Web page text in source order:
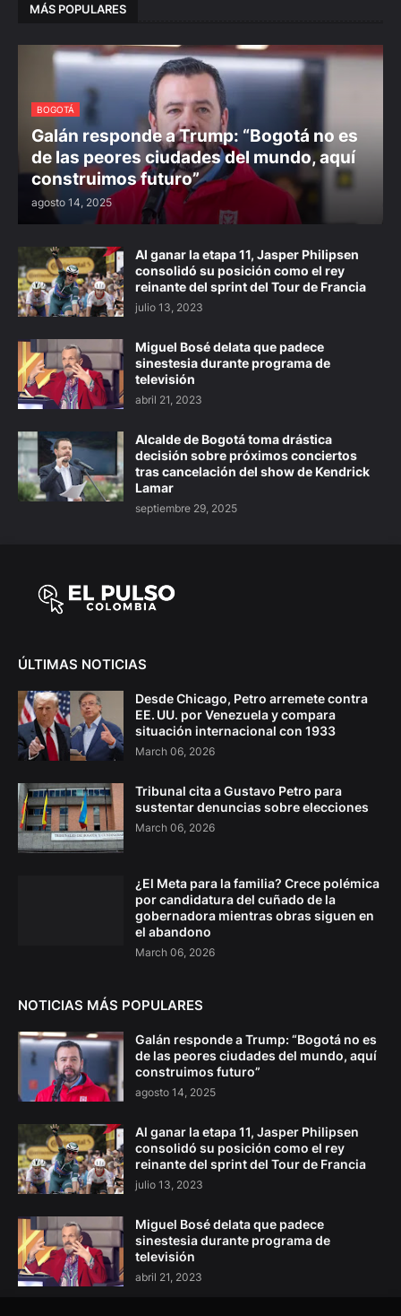
MÁS POPULARES
BOGOTÁ
Galán responde a Trump: “Bogotá no es
de las peores ciudades del mundo, aquí
construimos futuro”
agosto 14, 2025
Al ganar la etapa 11, Jasper Philipsen
consolidó su posición como el rey
reinante del sprint del Tour de Francia
julio 13, 2023
Miguel Bosé delata que padece
sinestesia durante programa de
televisión
abril 21, 2023
Alcalde de Bogotá toma drástica
decisión sobre próximos conciertos
tras cancelación del show de Kendrick
Lamar
septiembre 29, 2025
ÚLTIMAS NOTICIAS
Desde Chicago, Petro arremete contra
EE. UU. por Venezuela y compara
situación internacional con 1933
March 06, 2026
Tribunal cita a Gustavo Petro para
sustentar denuncias sobre elecciones
March 06, 2026
¿El Meta para la familia? Crece polémica
por candidatura del cuñado de la
gobernadora mientras obras siguen en
el abandono
March 06, 2026
NOTICIAS MÁS POPULARES
Galán responde a Trump: “Bogotá no es
de las peores ciudades del mundo, aquí
construimos futuro”
agosto 14, 2025
Al ganar la etapa 11, Jasper Philipsen
consolidó su posición como el rey
reinante del sprint del Tour de Francia
julio 13, 2023
Miguel Bosé delata que padece
sinestesia durante programa de
televisión
abril 21, 2023